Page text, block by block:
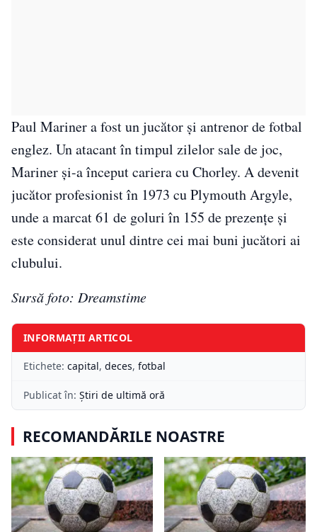
Paul Mariner a fost un jucător și antrenor de fotbal
englez. Un atacant în timpul zilelor sale de joc,
Mariner și-a început cariera cu Chorley. A devenit
jucător profesionist în 1973 cu Plymouth Argyle,
unde a marcat 61 de goluri în 155 de prezențe și
este considerat unul dintre cei mai buni jucători ai
clubului.
Sursă foto: Dreamstime
INFORMAȚII ARTICOL
Etichete: capital, deces, fotbal
Publicat în: Știri de ultimă oră
RECOMANDĂRILE NOASTRE